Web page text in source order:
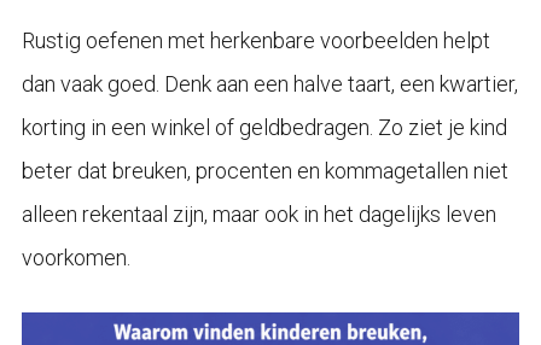
Rustig oefenen met herkenbare voorbeelden helpt
dan vaak goed. Denk aan een halve taart, een kwartier,
korting in een winkel of geldbedragen. Zo ziet je kind
beter dat breuken, procenten en kommagetallen niet
alleen rekentaal zijn, maar ook in het dagelijks leven
voorkomen.